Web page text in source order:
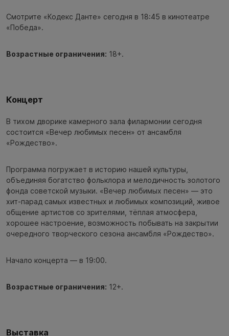
Смотрите «Кодекс Данте» сегодня в 18:45 в кинотеатре
«Победа».
Возрастные ограничения: 18+.
Концерт
В тихом дворике камерного зала филармонии сегодня
состоится «Вечер любимых песен» от ансамбля
«Рождество».
Программа погружает в историю нашей культуры,
объединяя богатство фольклора и мелодичность золотого
фонда советской музыки. «Вечер любимых песен» — это
хит-парад самых известных и любимых композиций, живое
общение артистов со зрителями, тёплая атмосфера,
хорошее настроение, возможность побывать на закрытии
очередного творческого сезона ансамбля «Рождество».
Начало концерта — в 19:00.
Возрастные ограничения: 12+.
Выставка